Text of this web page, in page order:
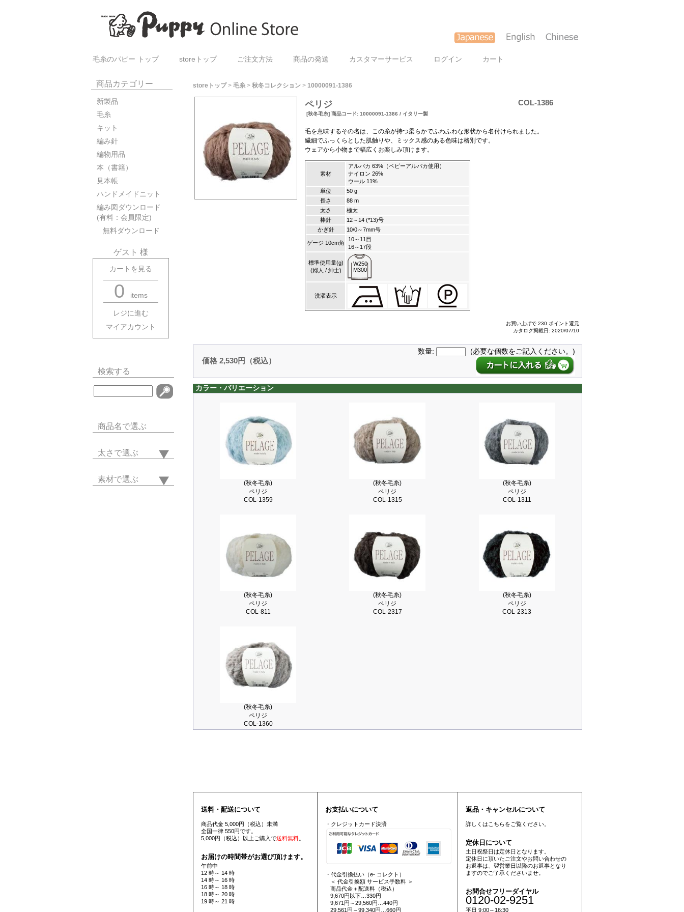
毛糸のパピー トップ storeトップ ご注文方法 商品の発送 カスタマーサービス ログイン カート
商品カテゴリー
新製品
毛糸
キット
編み針
編物用品
本（書籍）
見本帳
ハンドメイドニット
編み図ダウンロード
(有料：会員限定)
無料ダウンロード
ゲスト 様
カートを見る
0 items
レジに進む
マイアカウント
検索する
商品名で選ぶ
太さで選ぶ
素材で選ぶ
storeトップ> 毛糸 > 秋冬コレクション > 10000091-1386
ペリジ
[秋冬毛糸] 商品コード: 10000091-1386 / イタリー製
COL-1386
毛を意味するその名は、この糸が持つ柔らかでふわふわな形状から名付けられました。
繊細でふっくらとした肌触りや、ミックス感のある色味は格別です。
ウェアから小物まで幅広くお楽しみ頂けます。
素材
アルパカ 63%（ベビーアルパカ使用）
ナイロン 26%
ウール 11%
単位
50 g
長さ
88 m
太さ
極太
棒針
12～14 (*13)号
かぎ針
10/0～7mm号
ゲージ 10cm角
10～11目
16～17段
標準使用量(g)
(婦人 / 紳士)
W250
M300
洗濯表示
お買い上げで 230 ポイント還元
カタログ掲載日: 2020/07/10
価格 2,530円（税込）
数量: (必要な個数をご記入ください。)
カラー・バリエーション
(秋冬毛糸)
ペリジ
COL-1359
(秋冬毛糸)
ペリジ
COL-1315
(秋冬毛糸)
ペリジ
COL-1311
(秋冬毛糸)
ペリジ
COL-811
(秋冬毛糸)
ペリジ
COL-2317
(秋冬毛糸)
ペリジ
COL-2313
(秋冬毛糸)
ペリジ
COL-1360
送料・配送について
商品代金 5,000円（税込）未満
全国一律 550円です。
5,000円（税込）以上ご購入で送料無料。
お届けの時間帯がお選び頂けます。
午前中
12 時～ 14 時
14 時～ 16 時
16 時～ 18 時
18 時～ 20 時
19 時～ 21 時
お支払いについて
・クレジットカード決済
・代金引換払い（e- コレクト）
＜ 代金引換額 サービス手数料 ＞
商品代金＋配送料（税込）
9,670円以下…330円
9,671円～29,560円…440円
29,561円～99,340円…660円
返品・キャンセルについて
詳しくは こちらをご覧ください。
定休日について
土日祝祭日は定休日となります。
定休日に頂いたご注文やお問い合わせの
お返事は、翌営業日以降のお返事となり
ますのでご了承くださいませ。
お問合せフリーダイヤル
0120-02-9251
平日 9:00～16:30